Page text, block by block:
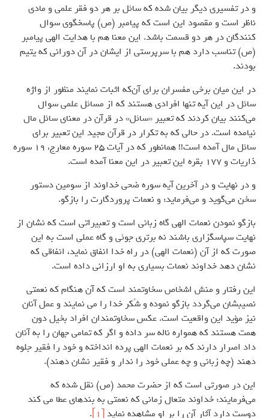
و در تفسیری دیگر بیان شده که سائل بر هر دو فقر علمی و مادی
ناظر است و مقصود این است که پیامبر (ص) پاسخگوی سوال
کنندگان در هر دو قسمت باشد. این معنا هم با هدایت الهی پیامبر
(ص) تناسب دارد هم با سرپرستی از ایشان در آن دورانی که یتیم
بودند.
در این میان برخی مفسران برای آن‌که اثبات نمایند منظور از واژه
سائل در این آیه تنها افرادی هستند که از مسائل علمی سوال
می‌کنند بیان کردند که تعبیر «سائل» در قرآن در معنای سائل مال
نیامده است. در حالی که به تکرار در قرآن مجید این تعبیر برای
سائل مال آمده است!! همانطور که در آیات 25 سوره معارج، 19 سوره
ذاریات و 177 بقره این تعبیر در این معنا آمده است.
و در نهایت و در آخرین آیه سوره ضحی خداوند از سومین دستور
سخن می‌گوید و می‌فرماید: و نعمات پروردگارت را بازگو.
بازگو نمودن نعمات الهی گاه زبانی است و تعبیراتی است که نشان از
نهایت سپاسگزاری باشند نه برتری جوئی و گاه عملی است به این
صورت که از آن (نعمات الهی) در راه خدا انفاق نماید، انفاقی که
نشان دهد خداوند نعمات بسیاری به او ارزانی داده است.
این رفتار و منش اشخاص سخاوتمند است که آن هنگام که نعمتی
نصیبشان می‌گردد بازگو نموده و شُکر خدا را می نمایند و عمل آنان
نیز مؤید این واقعیت است. عکس سخاوتمندان افراد بخیل دون
همت هستند که همواره ناله سر داده و اگر که تمامی جهان را به آنان
داد اصرار دارند که بر نعمات الهی پرده انداخته و خود را فقیر جلوه
دهند (چه زبانی و چه عملی خود را ندار و فقیر نشان دهند).
این در صورتی است که از حضرت محمد (ص) نقل شده که
می‌فرمایند: خداوند متعال زمانی که نعمتی به بندهای عطا می کند
دوست دارد آثار آن را بر او مشاهده نماید [1]
.